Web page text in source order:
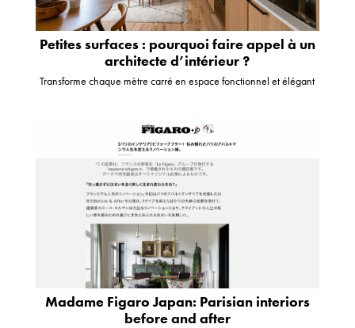
Petites surfaces : pourquoi faire appel à un
architecte d’intérieur ?
Transforme chaque mètre carré en espace fonctionnel et élégant
Madame Figaro Japan: Parisian interiors
before and after